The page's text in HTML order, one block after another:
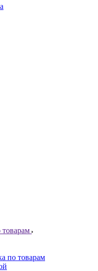
по товарам